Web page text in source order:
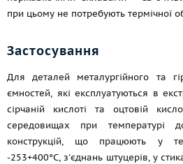
при цьому не потребують термічної
Застосування
Для деталей металургійного та
ємностей, які експлуатуються в
сірчаній кислоті та оцтовій
середовищах при температурі
конструкцій, що працюють у
-253+400°С, з'єднань штуцерів, у